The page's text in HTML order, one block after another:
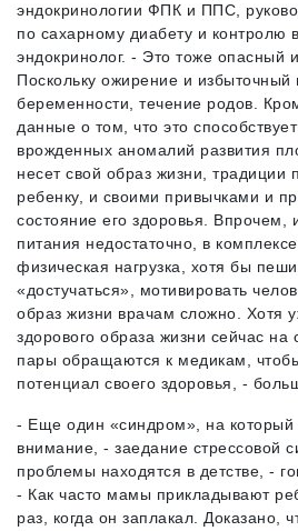
эндокринологии ФПК и ППС,
по сахарному диабету и контролю
эндокринолог. - Это тоже опасный
Поскольку ожирение и избыточный
беременности, течение родов.
данные о том, что это
врожденных аномалий развития
несет свой образ жизни, традиции
ребенку, и своими привычками и
состояние его здоровья. Впрочем,
питания недостаточно, в
физическая нагрузка, хотя бы
«достучаться», мотивировать
образ жизни врачам сложно. Хотя
здорового образа жизни сейчас на
пары обращаются к медикам,
потенциал своего здоровья, -
- Еще один «синдром», на который
внимание, - заедание стрессовой
проблемы находятся в детстве, -
- Как часто мамы прикладывают
раз, когда он заплакал. Доказано,